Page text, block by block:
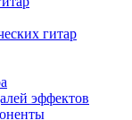
гитар
эффектов